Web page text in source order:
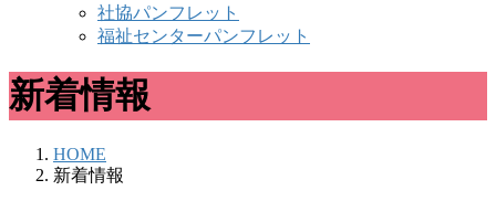
社協パンフレット
福祉センターパンフレット
新着情報
HOME
新着情報